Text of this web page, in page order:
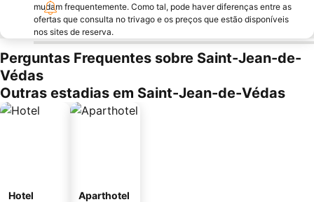
mudam frequentemente. Como tal, pode haver diferenças entre as
ofertas que consulta no trivago e os preços que estão disponíveis
nos sites de reserva.
Perguntas Frequentes sobre Saint-Jean-de-
Védas
Outras estadias em Saint-Jean-de-Védas
Hotel Aparthotel